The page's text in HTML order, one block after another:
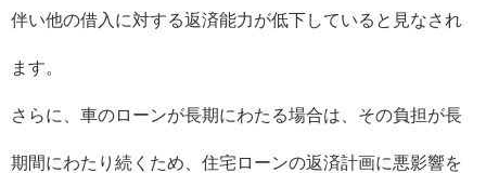
伴い他の借入に対する返済能力が低下していると見なされ
ます。
さらに、車のローンが長期にわたる場合は、その負担が長
期間にわたり続くため、住宅ローンの返済計画に悪影響を